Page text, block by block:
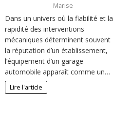
Marise
Dans un univers où la fiabilité et la
rapidité des interventions
mécaniques déterminent souvent
la réputation d’un établissement,
l’équipement d’un garage
automobile apparaît comme un…
Lire l'article